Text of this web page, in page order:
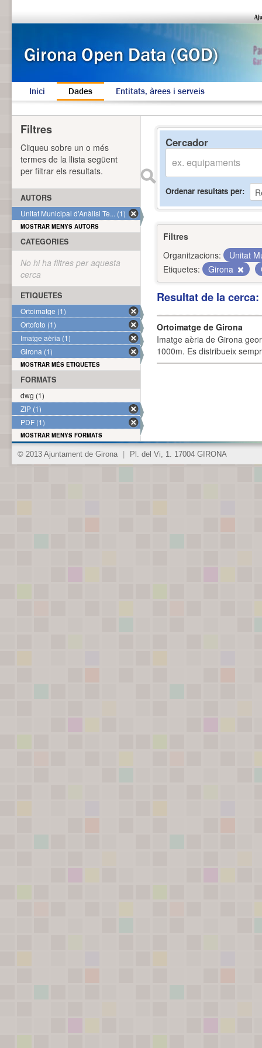
Inici Dades Entitats, àrees i serveis
Cercador
Ordenar resultats per
Filtres
Organitzacions:
Unitat
Etiquetes:
Girona
Resultat de la
Ortoimatge de Girona
Imatge aèria de Girona
1000m. Es distribueix
Filtres
Cliqueu sobre un o més
termes de la llista següent
per filtrar els resultats.
AUTORS
Unitat Municipal d'Anàlisi Te... (1)
MOSTRAR MENYS AUTORS
CATEGORIES
No hi ha filtres per aquesta
cerca
ETIQUETES
Ortoimatge (1)
Ortofoto (1)
Imatge aèria (1)
Girona (1)
MOSTRAR MÉS ETIQUETES
FORMATS
dwg (1)
ZIP (1)
PDF (1)
MOSTRAR MENYS FORMATS
© 2013 Ajuntament de Girona Pl. del Vi, 1. 17004 GIRONA